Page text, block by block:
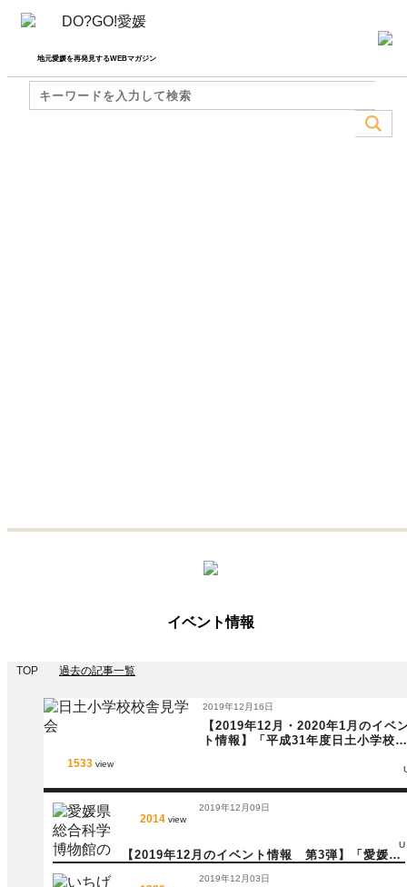
地元愛媛を再発見するWEBマガジン
イベント情報
TOP 過去の記事一覧
1533 view
2019年12月16日
【2019年12月・2020年1月のイベ
ト情報】「平成31年度日土小学校校
2014 view
2019年12月09日
【2019年12月のイベント情報 第3弾】「愛媛県
日(土))他 多数
U
2019年12月03日